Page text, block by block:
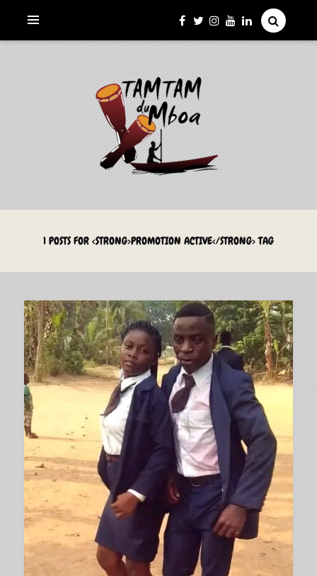
LE TAMTAM DU MBOA
La Culture du Mboa Dévoilée !
1 POSTS FOR <STRONG>PROMOTION ACTIVE</STRONG> TAG